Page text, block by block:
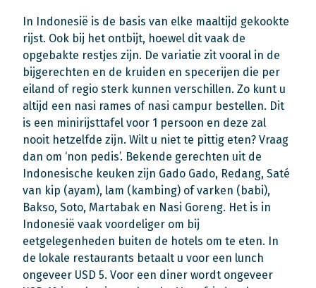
In Indonesië is de basis van elke maaltijd gekookte
rijst. Ook bij het ontbijt, hoewel dit vaak de
opgebakte restjes zijn. De variatie zit vooral in de
bijgerechten en de kruiden en specerijen die per
eiland of regio sterk kunnen verschillen. Zo kunt u
altijd een nasi rames of nasi campur bestellen. Dit
is een minirijsttafel voor 1 persoon en deze zal
nooit hetzelfde zijn. Wilt u niet te pittig eten? Vraag
dan om ‘non pedis’. Bekende gerechten uit de
Indonesische keuken zijn Gado Gado, Redang, Saté
van kip (ayam), lam (kambing) of varken (babi),
Bakso, Soto, Martabak en Nasi Goreng. Het is in
Indonesië vaak voordeliger om bij
eetgelegenheden buiten de hotels om te eten. In
de lokale restaurants betaalt u voor een lunch
ongeveer USD 5. Voor een diner wordt ongeveer